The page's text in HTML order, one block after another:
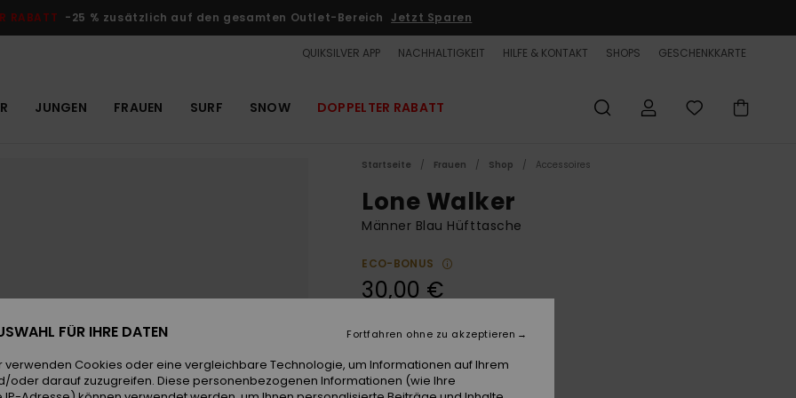
RABATT -25 % zusätzlich auf den gesamten Outlet-Bereich Jetzt Sparen
QUIKSILVER APP NACHHALTIGKEIT HILFE & KONTAKT SHOPS GESCHENKKARTE
JUNGEN FRAUEN SURF SNOW DOPPELTER RABATT
Startseite Frauen Shop Accessoires
Lone Walker
Männer Blau Hüfttasche
ECO-BONUS
30,00 €
FarbeVintage Indigo Heather
FÜR IHRE DATEN
verwenden Cookies oder eine vergleichbare Technologie, um Informationen auf Ihrem
oder darauf zuzugreifen. Diese personenbezogenen Informationen (wie Ihre
Fortfahren ohne zu akzeptieren